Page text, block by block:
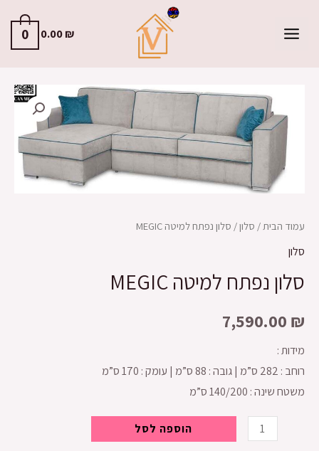
0.00₪
0
עמוד הבית/ סלון/ סלון נפתח למיטה MEGIC
סלון
סלון נפתח למיטה MEGIC
7,590.00 ₪
מידות :
רוחב : 282 ס”מ | גובה : 88 ס”מ | עומק : 170 ס”מ
משטח שינה : 140/200 ס”מ
הוספה לסל